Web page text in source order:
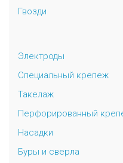
Гвозди
Электроды
Специальный крепеж
Такелаж
Перфорированный
Насадки
Буры и сверла